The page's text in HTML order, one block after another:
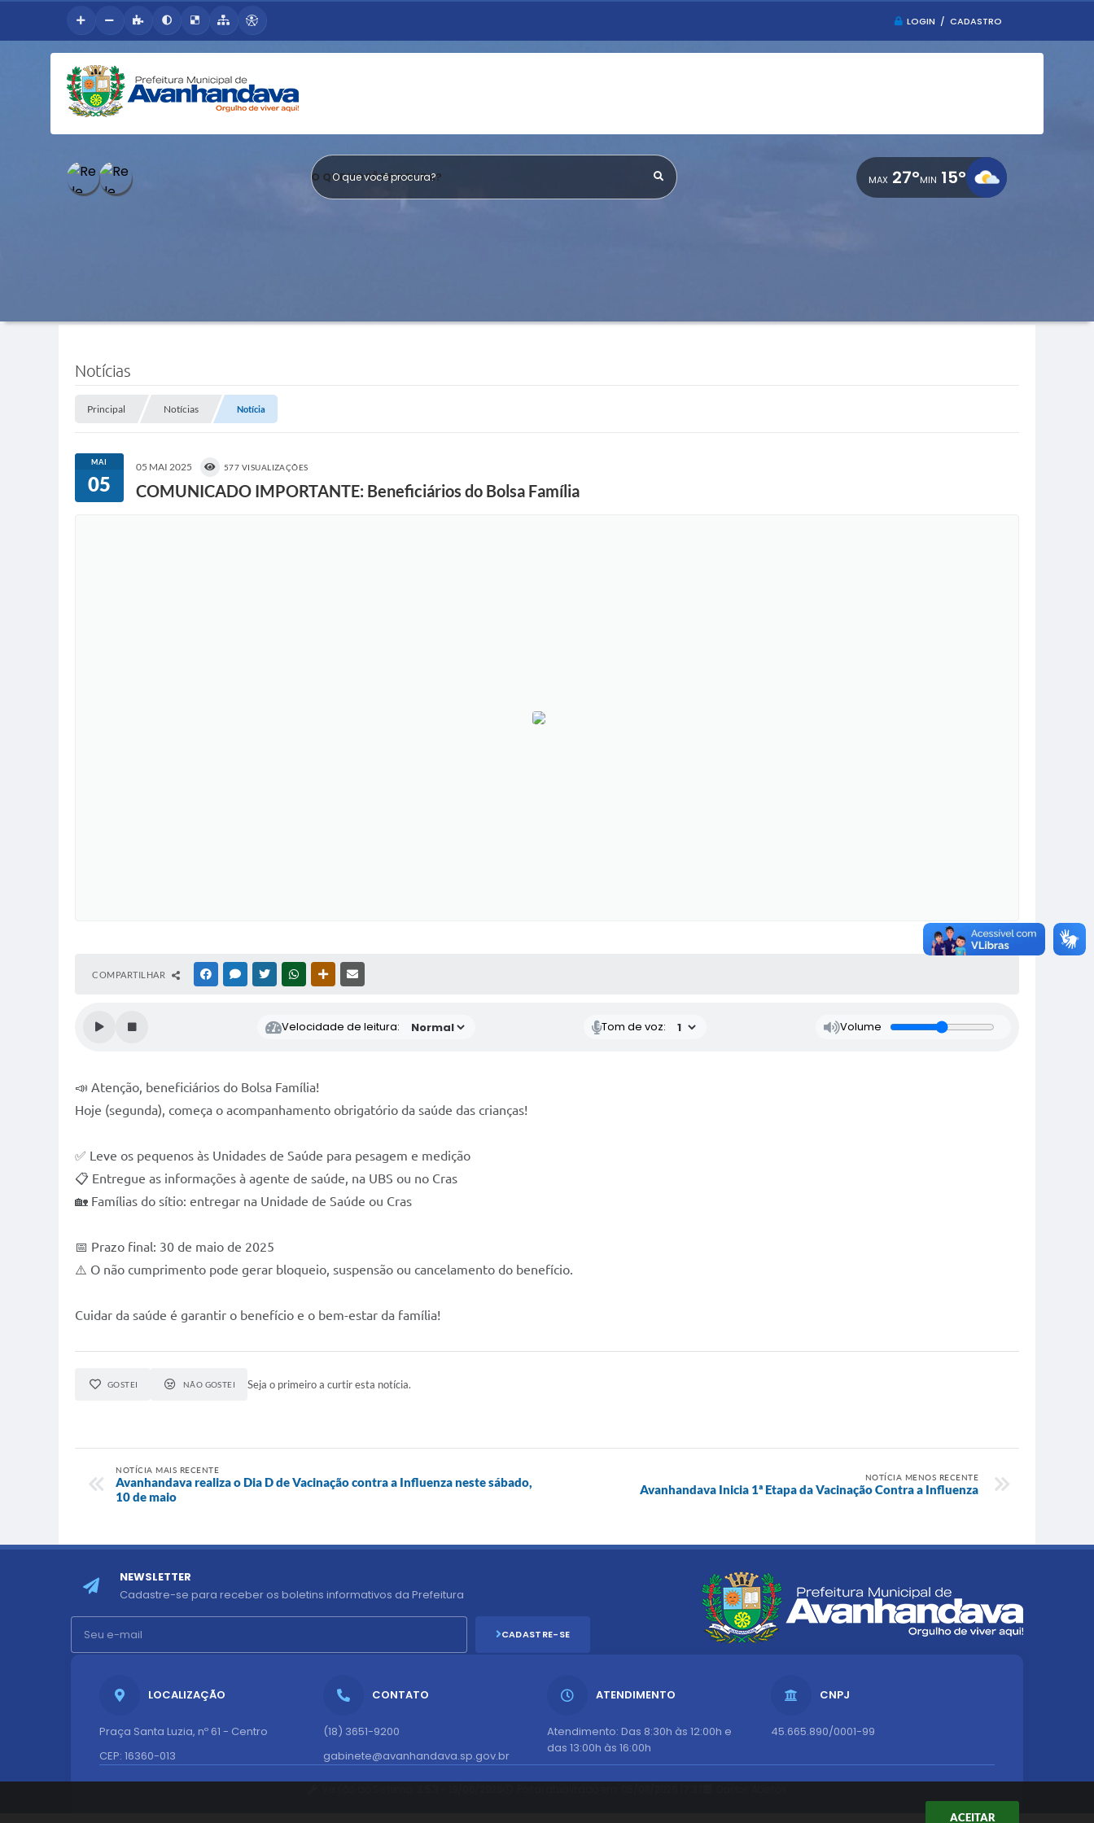
ACEITAR
LOGIN / CADASTRO
O QUE VOCÊ PROCURA? 27° 15°
Notícias
Principal Notícias Notícia
MAI
05
05 MAI 2025 577 VISUALIZAÇÕES
COMUNICADO IMPORTANTE: Beneficiários do Bolsa Família
COMPARTILHAR FACEBOOKMESSENGER
TWITTERWHATSAPPOUTRAS MÍDIAS
Velocidade de leitura: Tom de voz: Volume
📣 Atenção, beneficiários do Bolsa Família!
Hoje (segunda), começa o acompanhamento obrigatório da saúde das crianças!
✅ Leve os pequenos às Unidades de Saúde para pesagem e medição
📋 Entregue as informações à agente de saúde, na UBS ou no Cras
🏡 Famílias do sítio: entregar na Unidade de Saúde ou Cras
📅 Prazo final: 30 de maio de 2025
⚠️ O não cumprimento pode gerar bloqueio, suspensão ou cancelamento do benefício.
Cuidar da saúde é garantir o benefício e o bem-estar da família!
GOSTEI NÃO GOSTEI Seja o primeiro a curtir esta notícia.
NOTÍCIA MAIS RECENTE
Avanhandava realiza o Dia D de Vacinação contra a Influenza neste sábado,
10 de maio
NOTÍCIA MENOS RECENTE
Avanhandava Inicia 1ª Etapa da Vacinação Contra a Influenza
LOCALIZAÇÃO
Praça Santa Luzia, nº 61 - Centro
CEP: 16360-013
CONTATO
(18) 3651-9200
gabinete@avanhandava.sp.gov.br
ATENDIMENTO
Atendimento: Das 8:30h às 12:00h e
das 13:00h às 16:00h
CNPJ
45.665.890/0001-99
NEWSLETTER
Cadastre-se para receber os boletins informativos da Prefeitura
CADASTRE-SE